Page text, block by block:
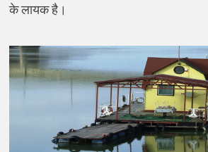
के लायक है।